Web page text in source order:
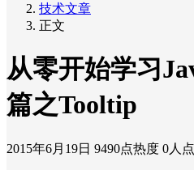
技术文章
正文
从零开始学习
篇之Tooltip
2015年6月19日 9490点热度 0人